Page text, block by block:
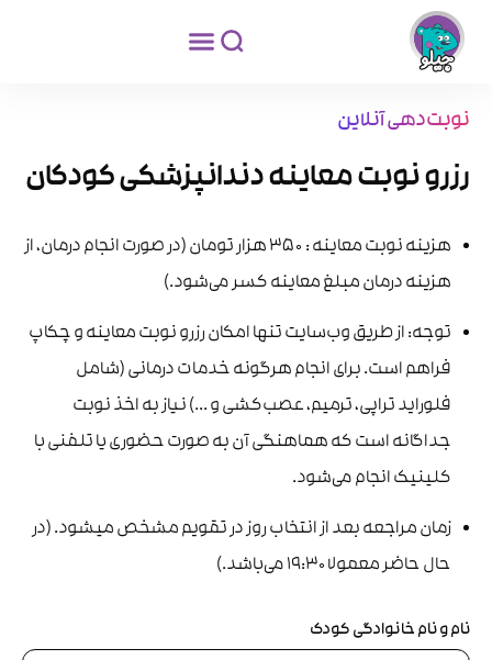
نوبت‌دهی آنلاین
رزرو نوبت معاینه دندانپزشکی کودکان
هزینه نوبت معاینه : ۳۵۰ هزار تومان (در صورت انجام درمان، از
هزینه درمان مبلغ معاینه کسر می‌شود.)
توجه: از طریق وب‌سایت تنها امکان رزرو نوبت معاینه و چکاپ
فراهم است. برای انجام هرگونه خدمات درمانی (شامل
فلوراید تراپی، ترمیم، عصب‌کشی و ...) نیاز به اخذ نوبت
جداگانه است که هماهنگی آن به صورت حضوری یا تلفنی با
کلینیک انجام می‌شود.
زمان مراجعه بعد از انتخاب روز در تقویم مشخص میشود. (در
حال حاضر معمولا 19:30 می‌باشد.)
نام و نام خانوادگی کودک